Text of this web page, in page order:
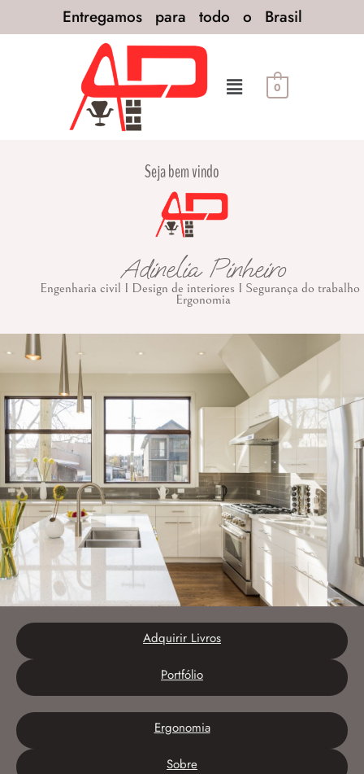
Entregamos para todo o Brasil
0
Seja bem vindo
Adinelia Pinheiro
Engenharia civil I Design de interiores I Segurança do trabalho
Ergonomia
Adquirir Livros
Portfólio
Ergonomia
Sobre